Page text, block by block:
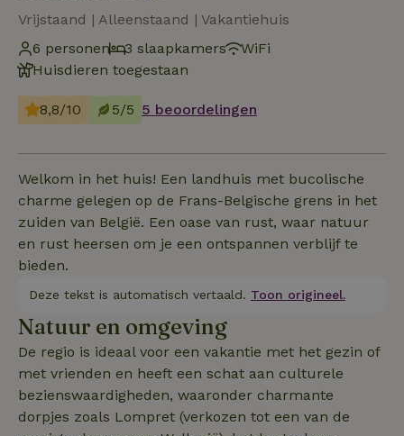
Vrijstaand | Alleenstaand | Vakantiehuis
6 personen
3 slaapkamers
WiFi
Huisdieren toegestaan
8,8/10 5/5 5 beoordelingen
Welkom in het huis! Een landhuis met bucolische
charme gelegen op de Frans-Belgische grens in het
zuiden van België. Een oase van rust, waar natuur
en rust heersen om je een ontspannen verblijf te
bieden.
Deze tekst is automatisch vertaald. Toon origineel.
Natuur en omgeving
De regio is ideaal voor een vakantie met het gezin of
met vrienden en heeft een schat aan culturele
bezienswaardigheden, waaronder charmante
dorpjes zoals Lompret (verkozen tot een van de